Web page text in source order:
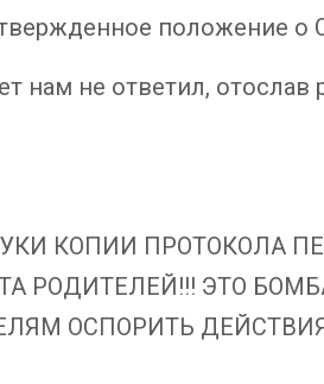
положение о
нам не ответил, отослав
КОПИИ ПРОТОКОЛА
РОДИТЕЛЕЙ!!! ЭТО
ОСПОРИТЬ